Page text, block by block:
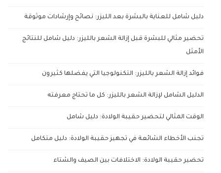
دليل شامل للعناية بالبشرة بعد الليزر: نصائح وإرشادات موثوقة
تحضير مثالي للبشرة قبل إزالة الشعر بالليزر: دليل شامل للنتائج
الأمثل
فوائد إزالة الشعر بالليزر: التكنولوجيا التي يفضلها كثيرون
الدليل الشامل لإزالة الشعر بالليزر: كل ما تحتاج معرفته
الوقت المثالي لتحضير حقيبة الولادة: دليل شامل
تجنب الأخطاء الشائعة في تجهيز حقيبة الولادة: دليل متكامل
تحضير حقيبة الولادة: الاختلافات بين الصيف والشتاء